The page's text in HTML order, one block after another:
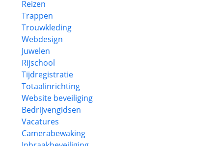
Reizen
Trappen
Trouwkleding
Webdesign
Juwelen
Rijschool
Tijdregistratie
Totaalinrichting
Website beveiliging
Bedrijvengidsen
Vacatures
Camerabewaking